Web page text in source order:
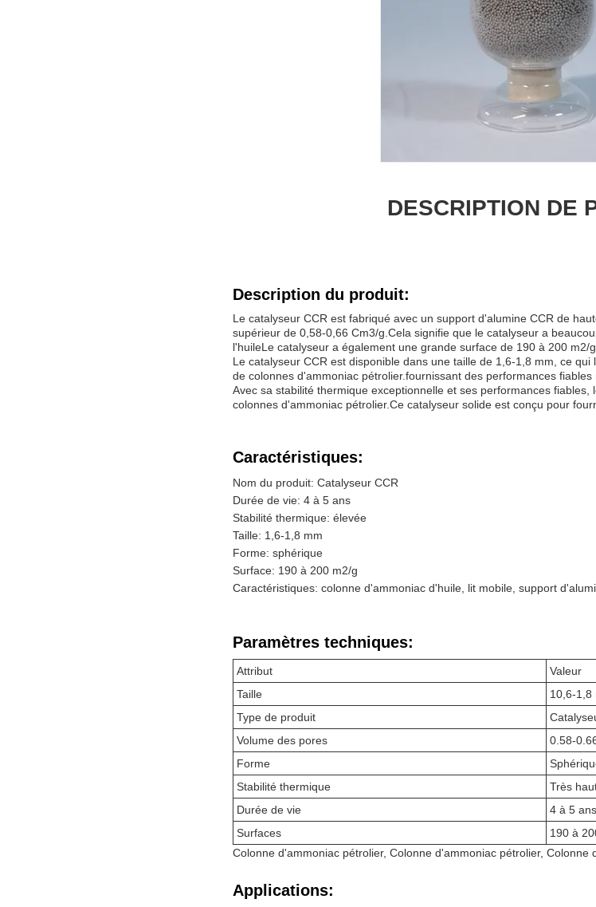
DESCRIPTION DE
Description du produit:
Le catalyseur CCR est fabriqué avec un support d'alumine CCR de
supérieur de 0,58-0,66 Cm3/g.Cela signifie que le catalyseur a
l'huileLe catalyseur a également une grande surface de 190 à 200 m2/
Le catalyseur CCR est disponible dans une taille de 1,6-1,8 mm, ce
de colonnes d'ammoniac pétrolier.fournissant des performances
Avec sa stabilité thermique exceptionnelle et ses performances
colonnes d'ammoniac pétrolier.Ce catalyseur solide est conçu pour
Caractéristiques:
Nom du produit: Catalyseur CCR
Durée de vie: 4 à 5 ans
Stabilité thermique: élevée
Taille: 1,6-1,8 mm
Forme: sphérique
Surface: 190 à 200 m2/g
Caractéristiques: colonne d'ammoniac d'huile, lit mobile, support
Paramètres techniques:
Attribut
Valeur
Taille
10,6-1,8
Type de produit
Volume des pores
0.58-
Forme
Stabilité thermique
Très
Durée de vie
4 à 5 ans
Surfaces
190 à
Colonne d'ammoniac pétrolier, Colonne d'ammoniac pétrolier, Colonne
Applications: